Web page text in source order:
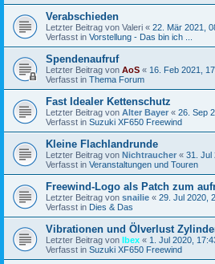
Verabschieden
Letzter Beitrag von Valeri « 22. Mär 2021,
Verfasst in Vorstellung - Das bin ich ...
Spendenaufruf
Letzter Beitrag von AoS « 16. Feb 2021,
Verfasst in Thema Forum
Fast Idealer Kettenschutz
Letzter Beitrag von Alter Bayer « 26. Sep
Verfasst in Suzuki XF650 Freewind
Kleine Flachlandrunde
Letzter Beitrag von Nichtraucher « 31. Jul
Verfasst in Veranstaltungen und Touren
Freewind-Logo als Patch zum
Letzter Beitrag von snailie « 29. Jul 2020,
Verfasst in Dies & Das
Vibrationen und Ölverlust
Letzter Beitrag von Ibex « 1. Jul 2020,
Verfasst in Suzuki XF650 Freewind